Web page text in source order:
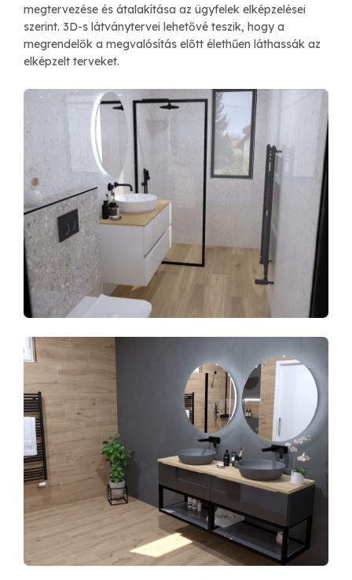
megtervezése és átalakítása az ügyfelek elképzelései
szerint. 3D-s látványtervei lehetővé teszik, hogy a
megrendelők a megvalósítás előtt élethűen láthassák az
elképzelt terveket.